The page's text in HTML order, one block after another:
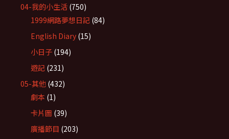
04-我的小生活 (750)
1999網路夢想日記 (84)
English Diary (15)
小日子 (194)
遊記 (231)
05-其他 (432)
劇本 (1)
卡片圖 (39)
廣播節目 (203)